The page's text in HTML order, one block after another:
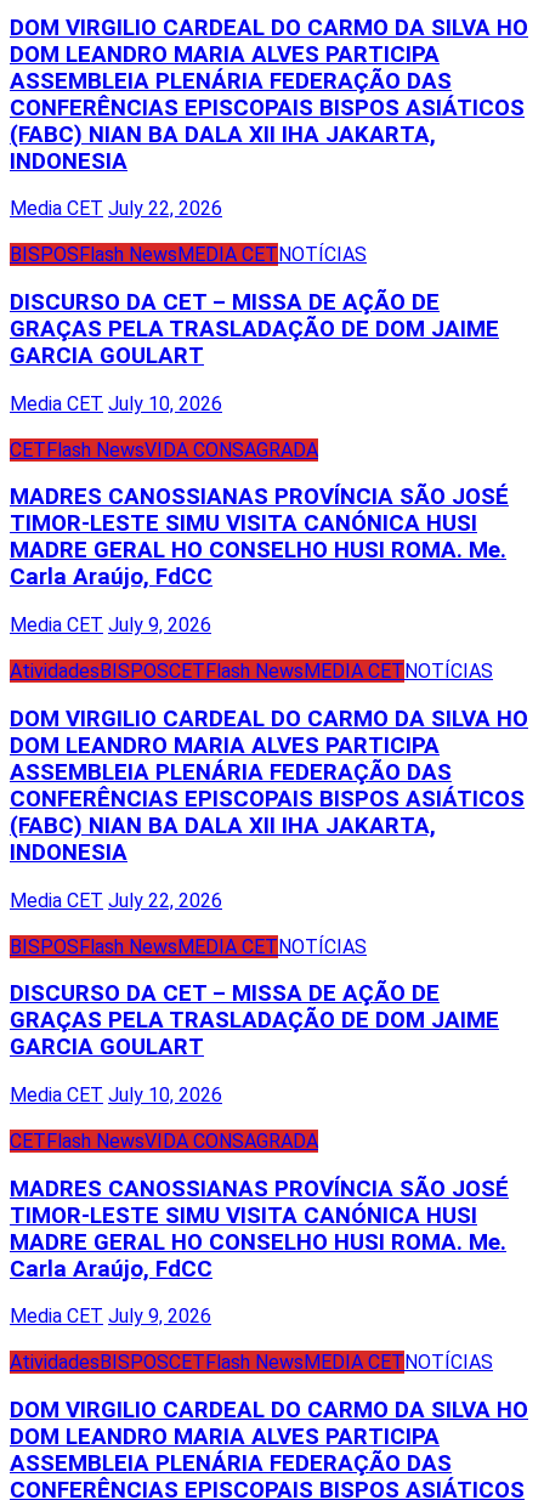
DOM VIRGILIO CARDEAL DO CARMO DA SILVA HO
DOM LEANDRO MARIA ALVES PARTICIPA
ASSEMBLEIA PLENÁRIA FEDERAÇÃO DAS
CONFERÊNCIAS EPISCOPAIS BISPOS ASIÁTICOS
(FABC) NIAN BA DALA XII IHA JAKARTA,
INDONESIA
Media CET July 22, 2026
BISPOS Flash News MEDIA CET NOTÍCIAS
DISCURSO DA CET – MISSA DE AÇÃO DE
GRAÇAS PELA TRASLADAÇÃO DE DOM JAIME
GARCIA GOULART
Media CET July 10, 2026
CETFlash NewsVIDA CONSAGRADA
MADRES CANOSSIANAS PROVÍNCIA SÃO JOSÉ
TIMOR-LESTE SIMU VISITA CANÓNICA HUSI
MADRE GERAL HO CONSELHO HUSI ROMA. Me.
Carla Araújo, FdCC
Media CET July 9, 2026
AtividadesBISPOSCETFlash NewsMEDIA CETNOTÍCIAS
DOM VIRGILIO CARDEAL DO CARMO DA SILVA HO
DOM LEANDRO MARIA ALVES PARTICIPA
ASSEMBLEIA PLENÁRIA FEDERAÇÃO DAS
CONFERÊNCIAS EPISCOPAIS BISPOS ASIÁTICOS
(FABC) NIAN BA DALA XII IHA JAKARTA,
INDONESIA
Media CET July 22, 2026
BISPOSFlash NewsMEDIA CETNOTÍCIAS
DISCURSO DA CET – MISSA DE AÇÃO DE
GRAÇAS PELA TRASLADAÇÃO DE DOM JAIME
GARCIA GOULART
Media CET July 10, 2026
CETFlash NewsVIDA CONSAGRADA
MADRES CANOSSIANAS PROVÍNCIA SÃO JOSÉ
TIMOR-LESTE SIMU VISITA CANÓNICA HUSI
MADRE GERAL HO CONSELHO HUSI ROMA. Me.
Carla Araújo, FdCC
Media CET July 9, 2026
Atividades BISPOSCET Flash News MEDIA CET NOTÍCIAS
DOM VIRGILIO CARDEAL DO CARMO DA SILVA HO
DOM LEANDRO MARIA ALVES PARTICIPA
ASSEMBLEIA PLENÁRIA FEDERAÇÃO DAS
CONFERÊNCIAS EPISCOPAIS BISPOS ASIÁTICOS